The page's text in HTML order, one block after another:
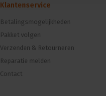
Klantenservice
Betalingsmogelijkheden
Pakket volgen
Verzenden & Retourneren
Reparatie melden
Contact